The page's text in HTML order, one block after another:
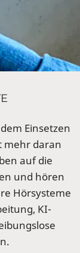
Einsetzen
mehr daran
auf die
und hören
Hörsysteme
KI-